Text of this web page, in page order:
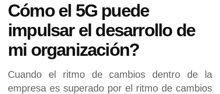
Cómo el 5G puede
impulsar el desarrollo de
mi organización?
Cuando el ritmo de cambios dentro de la
empresa es superado por el ritmo de cambios